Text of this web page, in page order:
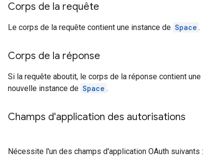
Corps de la requête
Le corps de la requête contient une instance de Space .
Corps de la réponse
Si la requête aboutit, le corps de la réponse contient une
nouvelle instance de Space .
Champs d'application des autorisations
Nécessite l'un des champs d'application OAuth suivants :